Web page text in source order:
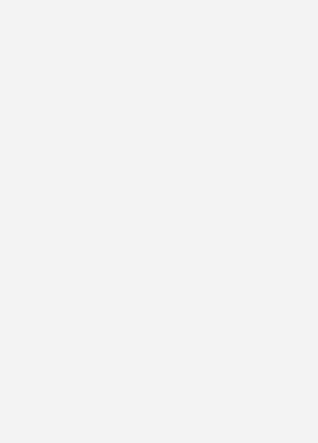
مع ميزانيتك الخاصة وتحافظ على
فترة زيارتك لهذه المدينة ومشاهدة ما